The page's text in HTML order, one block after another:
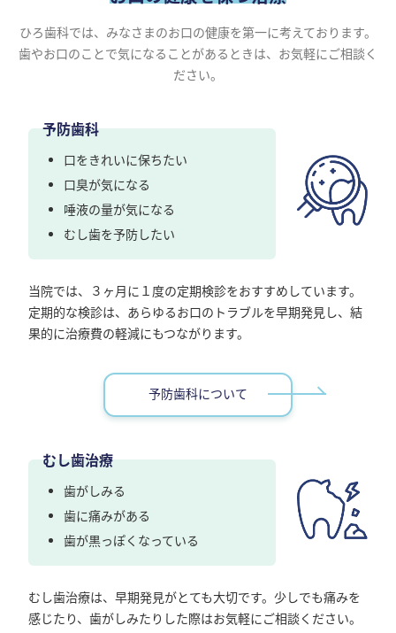
ひろ歯科では、みなさまのお口の健康を第一に考えております。
歯やお口のことで気になることがあるときは、お気軽にご相談く
ださい。
予防歯科
口をきれいに保ちたい
口臭が気になる
唾液の量が気になる
むし歯を予防したい
当院では、３ヶ月に１度の定期検診をおすすめしています。
定期的な検診は、あらゆるお口のトラブルを早期発見し、結
果的に治療費の軽減にもつながります。
予防歯科について
むし歯治療
歯がしみる
歯に痛みがある
歯が黒っぽくなっている
むし歯治療は、早期発見がとても大切です。少しでも痛みを
感じたり、歯がしみたりした際はお気軽にご相談ください。